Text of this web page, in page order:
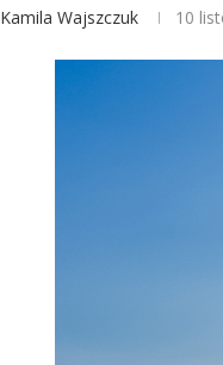
Kamila Wajszczuk 10